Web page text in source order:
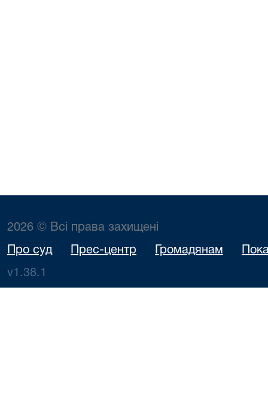
2026 © Всі права захищені
Про суд Прес-центр Громадянам
v1.38.1